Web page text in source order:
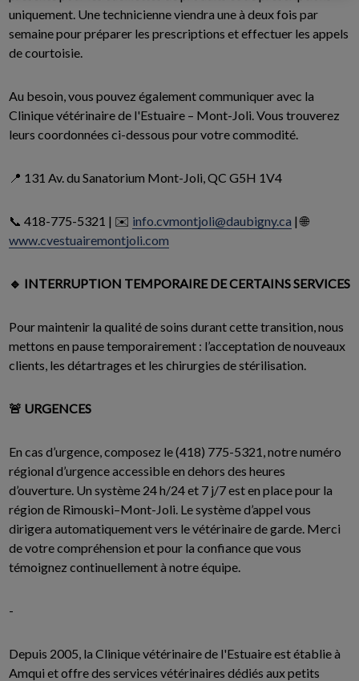
uniquement. Une technicienne viendra une à deux fois par
semaine pour préparer les prescriptions et effectuer les appels
de courtoisie.
Au besoin, vous pouvez également communiquer avec la
Clinique vétérinaire de l'Estuaire – Mont-Joli. Vous trouverez
leurs coordonnées ci-dessous pour votre commodité.
📍 131 Av. du Sanatorium Mont-Joli, QC G5H 1V4
📞 418-775-5321 | ✉️ info.cvmontjoli@daubigny.ca | 🌐
www.cvestuairemontjoli.com
🔹 INTERRUPTION TEMPORAIRE DE CERTAINS SERVICES
Pour maintenir la qualité de soins durant cette transition, nous
mettons en pause temporairement : l’acceptation de nouveaux
clients, les détartrages et les chirurgies de stérilisation.
🚨 URGENCES
En cas d’urgence, composez le (418) 775-5321, notre numéro
régional d’urgence accessible en dehors des heures
d’ouverture. Un système 24 h/24 et 7 j/7 est en place pour la
région de Rimouski–Mont-Joli. Le système d’appel vous
dirigera automatiquement vers le vétérinaire de garde. Merci
de votre compréhension et pour la confiance que vous
témoignez continuellement à notre équipe.
-
Depuis 2005, la Clinique vétérinaire de l'Estuaire est établie à
Amqui et offre des services vétérinaires dédiés aux petits